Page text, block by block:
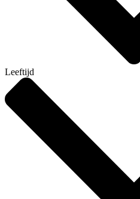
Leeftijd